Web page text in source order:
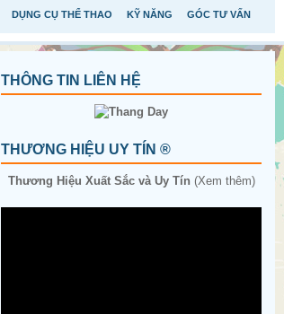
DỤNG CỤ THỂ THAO KỸ NĂNG GÓC TƯ VẤN
THÔNG TIN LIÊN HỆ
THƯƠNG HIỆU UY TÍN ®
Thương Hiệu Xuất Sắc và Uy Tín (Xem thêm)